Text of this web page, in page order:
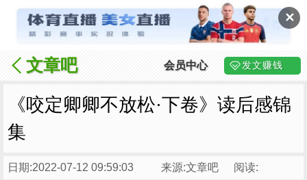
✕
文章吧 会员中心 发文赚钱
《咬定卿卿不放松·下卷》读后感锦
集
日期:2022-07-12 09:59:03 来源:文章吧 阅读: